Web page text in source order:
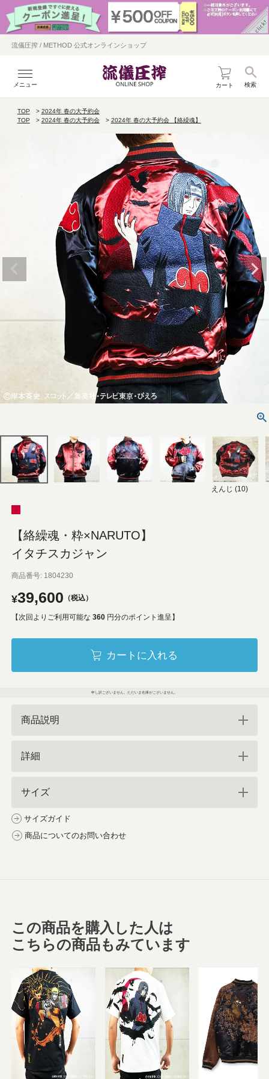
流儀圧搾 / METHOD 公式オンラインショップ
メニュー カート 検索
TOP
2024年 春の大予約会
TOP
2024年 春の大予約会 2024年 春の大予約会 【絡繰魂】
えんじ (10)
【絡繰魂・粋×NARUTO】
イタチスカジャン
商品番号 1804230
¥39,600 税込
【次回よりご利用可能な 360 円分のポイント進呈】
カートに入れる
申し訳ございません。ただいま在庫がございません。
商品説明
詳細
サイズ
サイズガイド
商品についてのお問い合わせ
この商品を購入した人は
こちらの商品もみています